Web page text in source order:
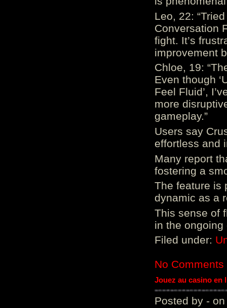
Leo, 22:
Conversation
fight. It’s
improvement
Chloe, 19:
Even though
Feel Fluid’,
more
gameplay.”
Users say
effortless and
Many report
fostering a
The feature is
dynamic as a
This sense of
in the ongoing
Filed under:
No Comments
Jouez au casino en
Posted by - on